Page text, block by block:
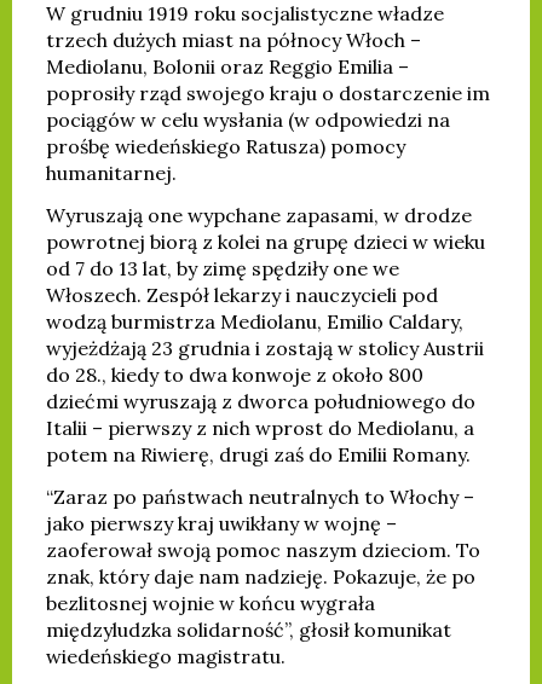
W grudniu 1919 roku socjalistyczne władze
trzech dużych miast na północy Włoch –
Mediolanu, Bolonii oraz Reggio Emilia –
poprosiły rząd swojego kraju o dostarczenie im
pociągów w celu wysłania (w odpowiedzi na
prośbę wiedeńskiego Ratusza) pomocy
humanitarnej.
Wyruszają one wypchane zapasami, w drodze
powrotnej biorą z kolei na grupę dzieci w wieku
od 7 do 13 lat, by zimę spędziły one we
Włoszech. Zespół lekarzy i nauczycieli pod
wodzą burmistrza Mediolanu, Emilio Caldary,
wyjeżdżają 23 grudnia i zostają w stolicy Austrii
do 28., kiedy to dwa konwoje z około 800
dziećmi wyruszają z dworca południowego do
Italii – pierwszy z nich wprost do Mediolanu, a
potem na Riwierę, drugi zaś do Emilii Romany.
“Zaraz po państwach neutralnych to Włochy –
jako pierwszy kraj uwikłany w wojnę –
zaoferował swoją pomoc naszym dzieciom. To
znak, który daje nam nadzieję. Pokazuje, że po
bezlitosnej wojnie w końcu wygrała
międzyludzka solidarność”, głosił komunikat
wiedeńskiego magistratu.